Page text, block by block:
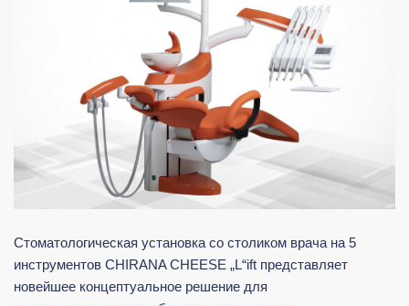
Стоматологическая установка со столиком врача на 5
инструментов CHIRANA CHEESE „L“ift представляет
новейшее концептуальное решение для